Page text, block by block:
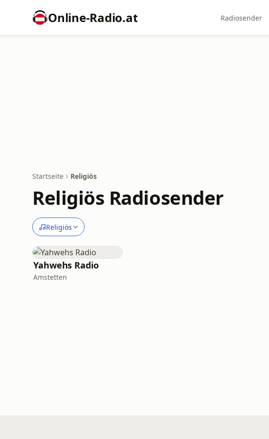
Online‑Radio.at Radiosender
Startseite Religiös
Religiös Radiosender
Religiös
Yahwehs Radio
Amstetten